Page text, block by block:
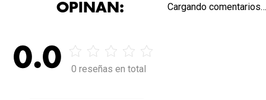
OPINAN:
0.0 0 reseñas en total
Cargando